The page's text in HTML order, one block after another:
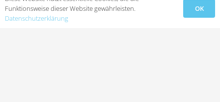
Zeugniskopie der ersten bzw. zweiten Staatsprüfung. Schicken Sie diese
Unterlagen per Post oder per E-Mail uns zu. Wir setzen uns umgehend mit
Funktionsweise dieser Website gewährleisten.
Datenschutzerklärung
OK